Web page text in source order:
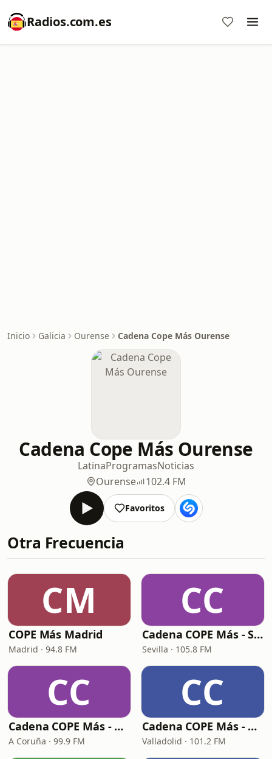
Radios.com.es
Inicio Galicia Ourense Cadena Cope Más Ourense
Cadena Cope Más Ourense
LatinaProgramasNoticias
Ourense
102.4 FM
Favoritos
Otra Frecuencia
CM
COPE Más Madrid
Madrid · 94.8 FM
CC
Cadena COPE Más - Sevilla
Sevilla · 105.8 FM
CC
Cadena COPE Más - Coruña
A Coruña · 99.9 FM
CC
Cadena COPE Más - Valladolid
Valladolid · 101.2 FM